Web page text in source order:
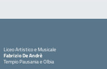
Liceo Artistico e Musicale
Fabrizio De Andrè
Tempio Pausania e Olbia
— Visita la pagina iniziale della scuola